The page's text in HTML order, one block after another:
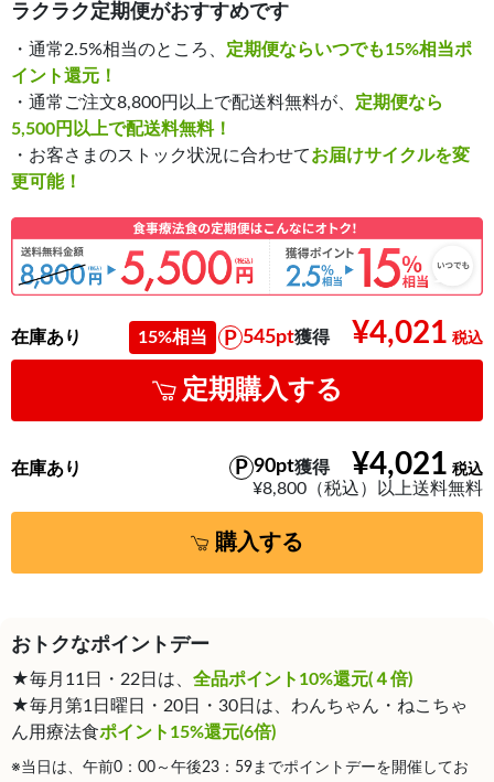
ラクラク定期便がおすすめです
・通常2.5%相当のところ、 定期便ならいつでも15%相当ポ
イント還元！
・通常ご注文8,800円以上で配送料無料が、 定期便なら
5,500円以上で配送料無料！
・お客さまのストック状況に合わせてお届けサイクルを変
更可能！
¥4,021
15%相当 545pt獲得
在庫あり
定期購入する
¥4,021
90pt獲得
¥8,800（税込）以上送料無料
在庫あり
購入する
おトクなポイントデー
★毎月11日・22日は、 全品ポイント10%還元(４倍)
★毎月第1日曜日・20日・30日は、わんちゃん・ねこちゃ
ん用療法食ポイント15%還元(6倍)
※当日は、午前0：00～午後23：59までポイントデーを開催してお